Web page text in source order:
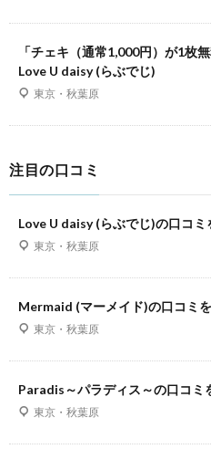
「チェキ（通常1,000円）が1枚
Love U daisy (らぶでじ)
東京・秋葉原
注目の口コミ
Love U daisy (らぶでじ)の口コミ
東京・秋葉原
Mermaid (マーメイド)の口コミを
東京・秋葉原
Paradis～パラディス～の口コミ
東京・秋葉原